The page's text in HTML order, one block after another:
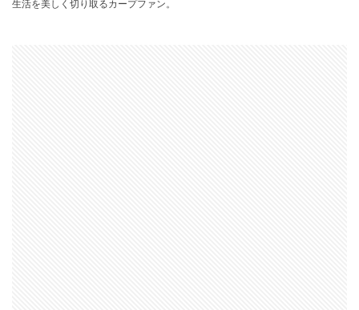
生活を美しく切り取るカープファン。